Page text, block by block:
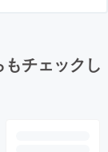
チェックし